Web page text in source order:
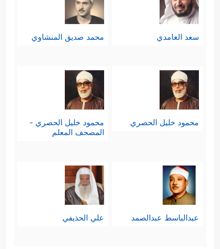
سعد الغامدي محمد صديق المنشاوي
محمود خليل الحصري
محمود خليل الحصري -
المصحف المعلم
عبدالباسط عبدالصمد علي الحذيفي